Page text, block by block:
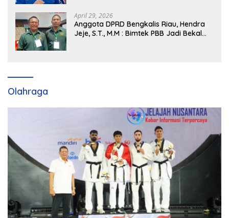
April 29, 2026
Anggota DPRD Bengkalis Riau, Hendra
Jeje, S.T., M.M : Bimtek PBB Jadi Bekal
Olahraga